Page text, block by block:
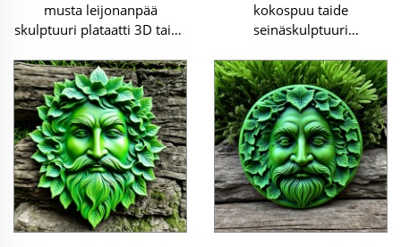
musta leijonanpää
skulptuuri plataatti 3D taide
kokospuu taide
seinäskulptuuri